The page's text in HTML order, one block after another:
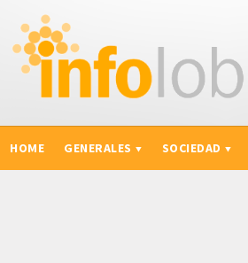
HOME GENERALES SOCIEDAD